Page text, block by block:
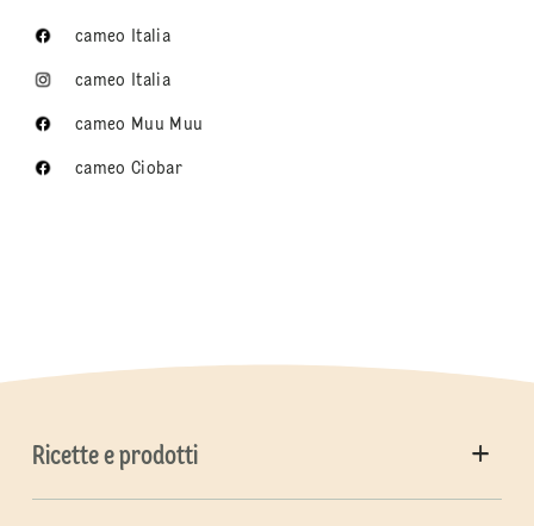
cameo Italia
cameo Italia
cameo Muu Muu
cameo Ciobar
Ricette e prodotti